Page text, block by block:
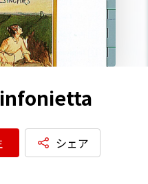
シェア